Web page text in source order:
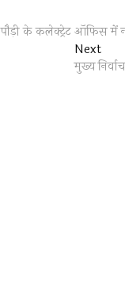
के कलेक्ट्रेट ऑफिस में
NextNext
मुख्य